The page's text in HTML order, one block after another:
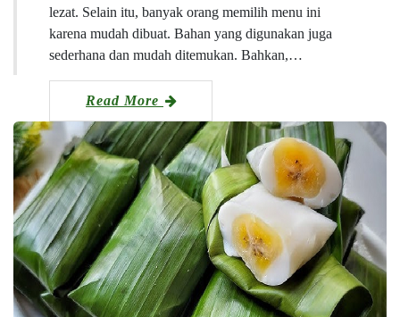
lezat. Selain itu, banyak orang memilih menu ini
karena mudah dibuat. Bahan yang digunakan juga
sederhana dan mudah ditemukan. Bahkan,…
Read More